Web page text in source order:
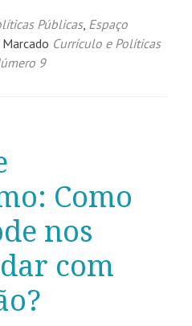
Públicas, Espaço
Marcado Currículo e Políticas
9
Como
nos
com